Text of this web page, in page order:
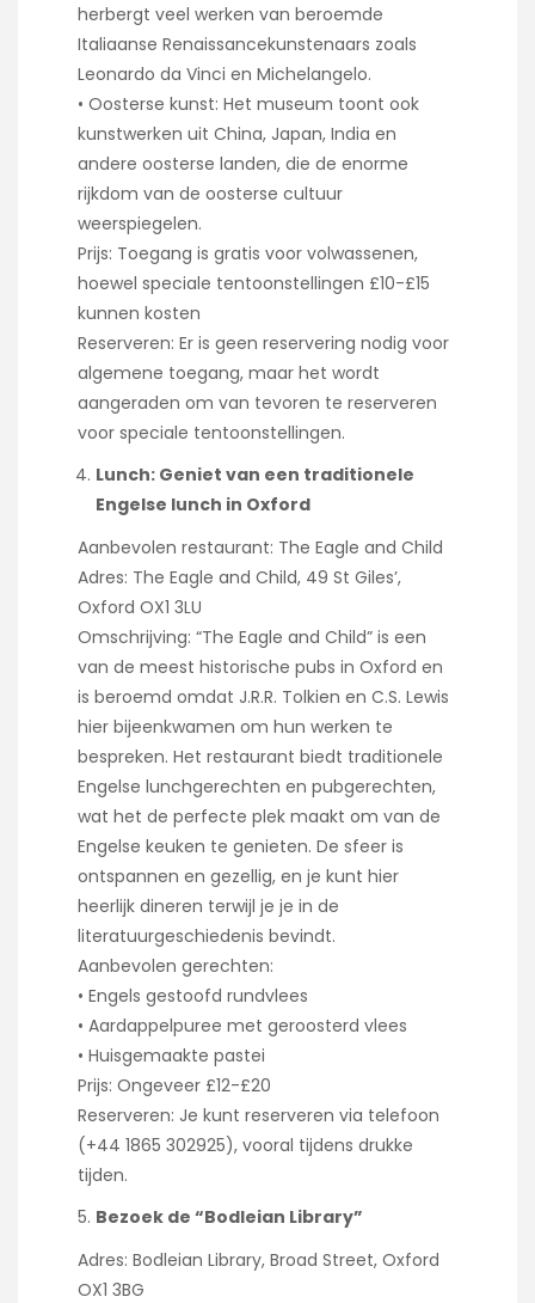
herbergt veel werken van beroemde
Italiaanse Renaissancekunstenaars zoals
Leonardo da Vinci en Michelangelo.
• Oosterse kunst: Het museum toont ook
kunstwerken uit China, Japan, India en
andere oosterse landen, die de enorme
rijkdom van de oosterse cultuur
weerspiegelen.
Prijs: Toegang is gratis voor volwassenen,
hoewel speciale tentoonstellingen £10-£15
kunnen kosten
Reserveren: Er is geen reservering nodig voor
algemene toegang, maar het wordt
aangeraden om van tevoren te reserveren
voor speciale tentoonstellingen.
Lunch: Geniet van een traditionele
Engelse lunch in Oxford
Aanbevolen restaurant: The Eagle and Child
Adres: The Eagle and Child, 49 St Giles’,
Oxford OX1 3LU
Omschrijving: “The Eagle and Child” is een
van de meest historische pubs in Oxford en
is beroemd omdat J.R.R. Tolkien en C.S. Lewis
hier bijeenkwamen om hun werken te
bespreken. Het restaurant biedt traditionele
Engelse lunchgerechten en pubgerechten,
wat het de perfecte plek maakt om van de
Engelse keuken te genieten. De sfeer is
ontspannen en gezellig, en je kunt hier
heerlijk dineren terwijl je je in de
literatuurgeschiedenis bevindt.
Aanbevolen gerechten:
• Engels gestoofd rundvlees
• Aardappelpuree met geroosterd vlees
• Huisgemaakte pastei
Prijs: Ongeveer £12-£20
Reserveren: Je kunt reserveren via telefoon
(+44 1865 302925), vooral tijdens drukke
tijden.
Bezoek de “Bodleian Library”
Adres: Bodleian Library, Broad Street, Oxford
OX1 3BG